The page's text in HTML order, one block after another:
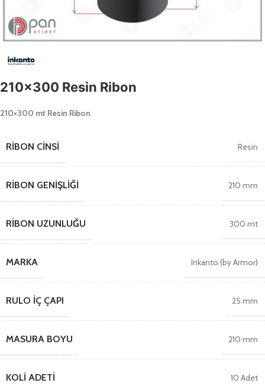
210×300 Resin Ribon
210×300 mt Resin Ribon
RIBON CINSI Resin
RIBON GENIŞLIĞI 210 mm
RIBON UZUNLUĞU 300 mt
MARKA Inkanto (by Armor)
RULO İÇ ÇAPI 25 mm
MASURA BOYU 210 mm
KOLI ADETI 10 Adet